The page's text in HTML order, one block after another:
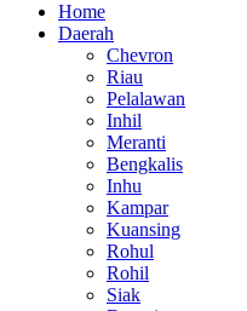
Home
Daerah
Chevron
Riau
Pelalawan
Inhil
Meranti
Bengkalis
Inhu
Kampar
Kuansing
Rohul
Rohil
Siak